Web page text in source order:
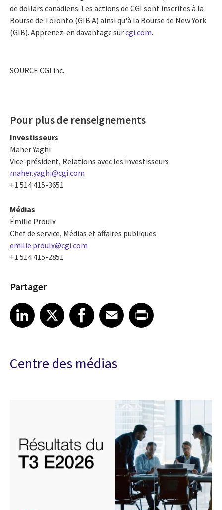
de dollars canadiens. Les actions de CGI sont inscrites à la
Bourse de Toronto (GIB.A) ainsi qu'à la Bourse de New York
(GIB). Apprenez-en davantage surcgi.com.
SOURCE CGI inc.
Pour plus de renseignements
Investisseurs
Maher Yaghi
Vice-président, Relations avec les investisseurs
maher.yaghi@cgi.com
+1 514 415-3651
Médias
Émilie Proulx
Chef de service, Médias et affaires publiques
emilie.proulx@cgi.com
+1 514 415-2851
Partager
Share article on LinkedIn
LinkedIn
Share article on XShare article on Facebook
Facebook
Share article on Email
EmailShare article on Print
Centre des médias